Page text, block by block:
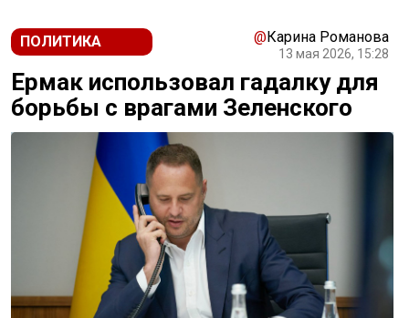
ПОЛИТИКА @Карина Романова
13 мая 2026, 15:28
Ермак использовал гадалку для
борьбы с врагами Зеленского